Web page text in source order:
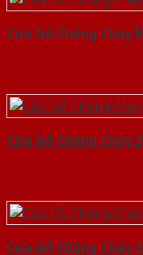
Cửa Gỗ Chống Cháy
Cửa Gỗ Chống Cháy
Cửa Gỗ Chống Cháy